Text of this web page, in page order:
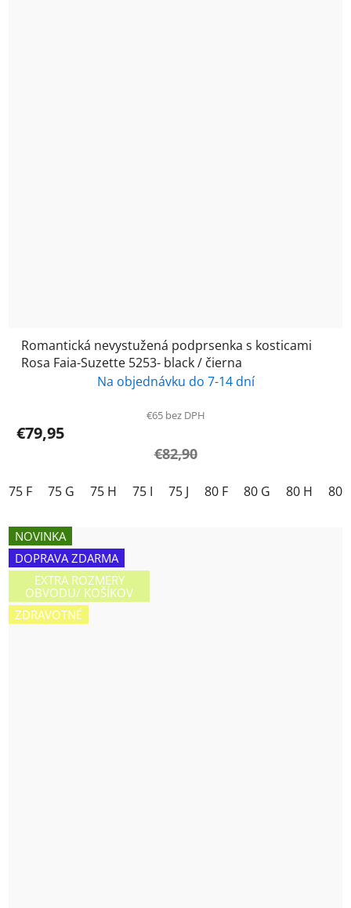
Romantická nevystužená podprsenka s kosticami
Rosa Faia-Suzette 5253- black / čierna
Na objednávku do 7-14 dní
€65 bez DPH
€79,95
€82,90
75 F 75 G 75 H 75 I 75 J 80 F 80 G 80 H 80 I
NOVINKA
DOPRAVA ZDARMA
EXTRA ROZMERY
OBVODU/ KOŠÍKOV
ZDRAVOTNÉ